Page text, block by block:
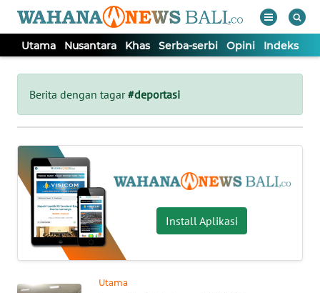
Utama Nusantara Khas Serba-serbi Opini Indeks
Berita dengan tagar#deportasi
Install Aplikasi
Utama
Tutup
UTAMA
NUSANTARA
KHAS
SERBA-
SERBI